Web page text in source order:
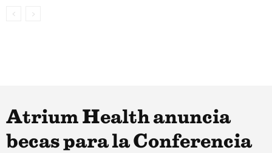
Atrium Health anuncia
becas para la Conferencia